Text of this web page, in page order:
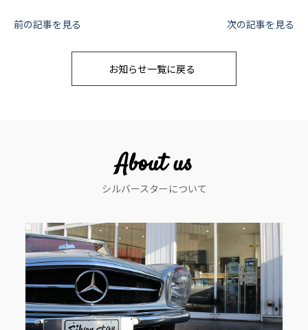
投
ン
前の記事を見る 次の記事を見る
お知らせ一覧に戻る
About us
シルバースターについて